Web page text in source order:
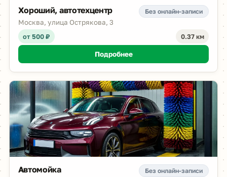
Хороший, автотехцентр Без онлайн-записи
Москва, улица Острякова, 3
от 500 ₽
0.37 км
Подробнее
Автомойка Без онлайн-записи